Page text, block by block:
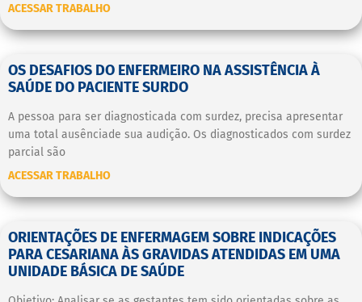
ACESSAR TRABALHO
OS DESAFIOS DO ENFERMEIRO NA ASSISTÊNCIA À
SAÚDE DO PACIENTE SURDO
A pessoa para ser diagnosticada com surdez, precisa apresentar
uma total ausênciade sua audição. Os diagnosticados com surdez
parcial são
ACESSAR TRABALHO
ORIENTAÇÕES DE ENFERMAGEM SOBRE INDICAÇÕES
PARA CESARIANA ÀS GRAVIDAS ATENDIDAS EM UMA
UNIDADE BÁSICA DE SAÚDE